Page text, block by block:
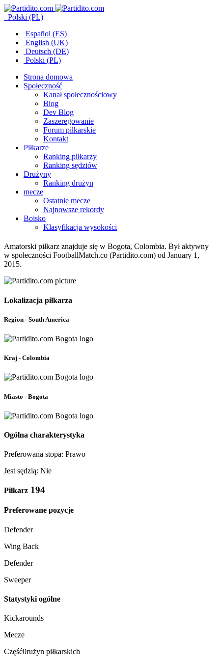
Polski (PL)
Español (ES)
English (UK)
Deutsch (DE)
Polski (PL)
Strona domowa
Społeczność
Kanał społecznościowy
Blog
Dev Blog
Zaszeregowanie
Forum piłkarskie
Kontakt
Piłkarze
Ranking piłkarzy
Ranking sędziów
Drużyny
Ranking drużyn
mecze
Ostatnie mecze
Najnowsze rekordy
Boisko
Klasyfikacja wysokości
Amatorski piłkarz znajduje się w Bogota, Colombia. Był aktywny
w społeczności FootballMatch.co (Partidito.com) od January 1,
2015.
Lokalizacja piłkarza
Region - South America
Kraj - Colombia
Miasto - Bogota
Ogólna charakterystyka
Preferowana stopa: Prawo
Jest sędzią: Nie
Piłkarz 194
Preferowane pozycje
Defender
Wing Back
Defender
Sweeper
Statystyki ogólne
Kickarounds
Mecze
Część0rużyn piłkarskich